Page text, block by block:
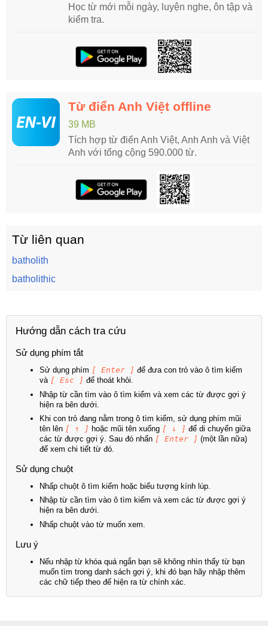
Học từ mới mỗi ngày, luyện nghe, ôn tập và
kiểm tra.
Từ điển Anh Việt offline
39 MB
Tích hợp từ điển Anh Việt, Anh Anh và Việt
Anh với tổng cộng 590.000 từ.
Từ liên quan
batholith
batholithic
Hướng dẫn cách tra cứu
Sử dụng phím tắt
Sử dụng phím [ Enter ] để đưa con trỏ vào ô tìm kiếm
và [ Esc ] để thoát khỏi.
Nhập từ cần tìm vào ô tìm kiếm và xem các từ được gợi ý
hiện ra bên dưới.
Khi con trỏ đang nằm trong ô tìm kiếm, sử dụng phím mũi
tên lên [ ↑ ] hoặc mũi tên xuống [ ↓ ] để di chuyển giữa
các từ được gợi ý. Sau đó nhấn [ Enter ] (một lần nữa)
để xem chi tiết từ đó.
Sử dụng chuột
Nhấp chuột ô tìm kiếm hoặc biểu tượng kính lúp.
Nhập từ cần tìm vào ô tìm kiếm và xem các từ được gợi ý
hiện ra bên dưới.
Nhấp chuột vào từ muốn xem.
Lưu ý
Nếu nhập từ khóa quá ngắn bạn sẽ không nhìn thấy từ bạn
muốn tìm trong danh sách gợi ý, khi đó bạn hãy nhập thêm
các chữ tiếp theo để hiện ra từ chính xác.